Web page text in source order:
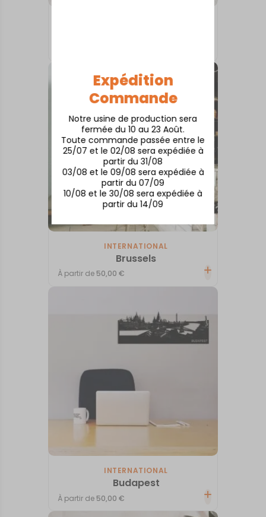
Expédition
Commande
Notre usine de production sera
fermée du 10 au 23 Août.
Toute commande passée entre le
25/07 et le 02/08 sera expédiée à
partir du 31/08
03/08 et le 09/08 sera expédiée à
partir du 07/09
10/08 et le 30/08 sera expédiée à
partir du 14/09
INTERNATIONAL
Brussels
À partir de 50,00€
INTERNATIONAL
Budapest
À partir de 50,00€